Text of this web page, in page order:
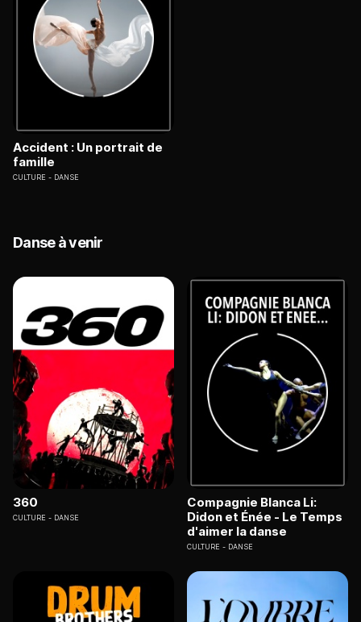
Accident : Un portrait de
famille
CULTURE DANSE
Danse à venir
360
CULTURE DANSE
Compagnie Blanca Li:
Didon et Énée - Le Temps
d'aimer la danse
CULTURE DANSE